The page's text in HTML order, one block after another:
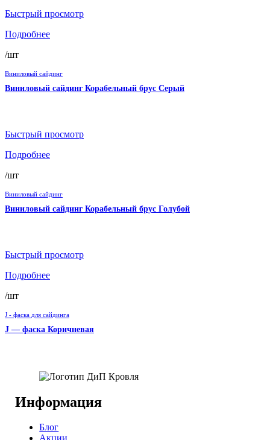
Быстрый просмотр
Подробнее
/шт
Виниловый сайдинг
Виниловый сайдинг Корабельный брус Серый
Быстрый просмотр
Подробнее
/шт
Виниловый сайдинг
Виниловый сайдинг Корабельный брус Голубой
Быстрый просмотр
Подробнее
/шт
J - фаска для сайдинга
J — фаска Коричневая
Информация
Блог